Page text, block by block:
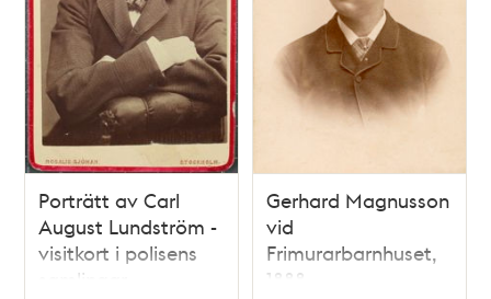
Porträtt av Carl
August Lundström -
visitkort i polisens
samlingar
Gerhard Magnusson
vid
Frimurarbarnhuset,
1888.